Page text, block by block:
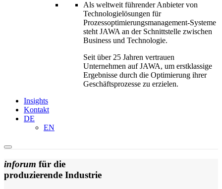
Als weltweit führender Anbieter von
Technologielösungen für
Prozessoptimierungs­management-Systeme
steht JAWA an der Schnittstelle zwischen
Business und Technologie.
Seit über 25 Jahren vertrauen
Unternehmen auf JAWA, um erstklassige
Ergebnisse durch die Optimierung ihrer
Geschäftsprozesse zu erzielen.
Insights
Kontakt
DE
EN
inforum für die
produzierende Industrie